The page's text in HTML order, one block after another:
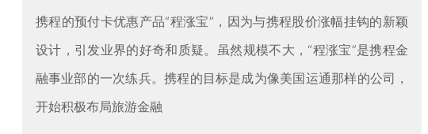
携程的预付卡优惠产品“程涨宝”，因为与携程股价涨幅挂钩的新颖
设计，引发业界的好奇和质疑。虽然规模不大，“程涨宝”是携程金
融事业部的一次练兵。携程的目标是成为像美国运通那样的公司，
开始积极布局旅游金融​